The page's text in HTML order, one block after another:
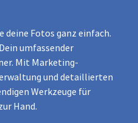
deine Fotos ganz einfach.
umfassender
Mit Marketing-
und detaillierten
Werkzeuge für
Hand.